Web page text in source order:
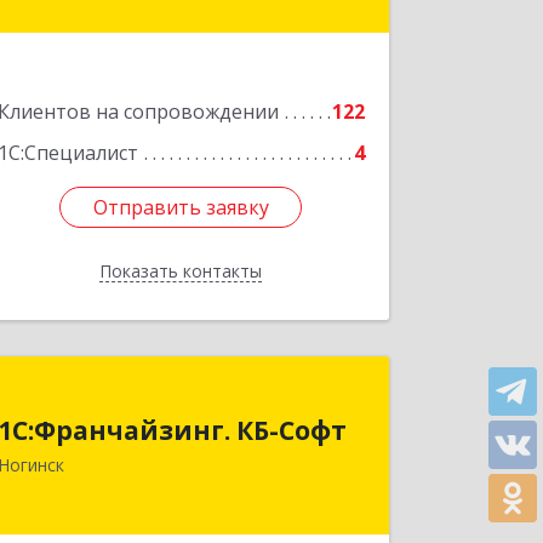
Клиентов на сопровождении
122
1С:Специалист
4
Отправить заявку
Показать контакты
Отправить заявку
Назад
1С:Франчайзинг. КБ-Софт
Ногинск
142400, Московская обл, г.о